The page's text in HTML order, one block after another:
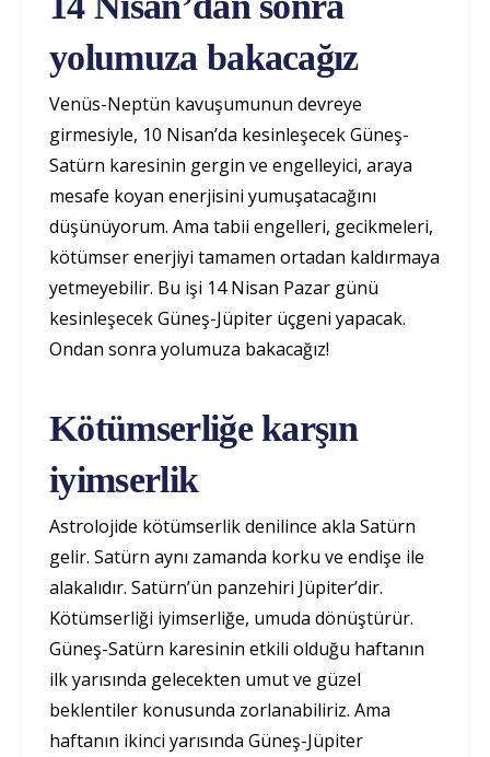
yolumuza bakacağız
Venüs-Neptün kavuşumunun devreye
girmesiyle, 10 Nisan’da kesinleşecek Güneş-
Satürn karesinin gergin ve engelleyici, araya
mesafe koyan enerjisini yumuşatacağını
düşünüyorum. Ama tabii engelleri, gecikmeleri,
kötümser enerjiyi tamamen ortadan kaldırmaya
yetmeyebilir. Bu işi 14 Nisan Pazar günü
kesinleşecek Güneş-Jüpiter üçgeni yapacak.
Ondan sonra yolumuza bakacağız!
Kötümserliğe karşın
iyimserlik
Astrolojide kötümserlik denilince akla Satürn
gelir. Satürn aynı zamanda korku ve endişe ile
alakalıdır. Satürn’ün panzehiri Jüpiter’dir.
Kötümserliği iyimserliğe, umuda dönüştürür.
Güneş-Satürn karesinin etkili olduğu haftanın
ilk yarısında gelecekten umut ve güzel
beklentiler konusunda zorlanabiliriz. Ama
haftanın ikinci yarısında Güneş-Jüpiter